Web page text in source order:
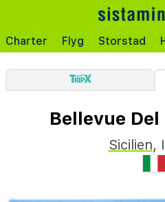
Charter Flyg Storstad
Bellevue Del
Sicilien,